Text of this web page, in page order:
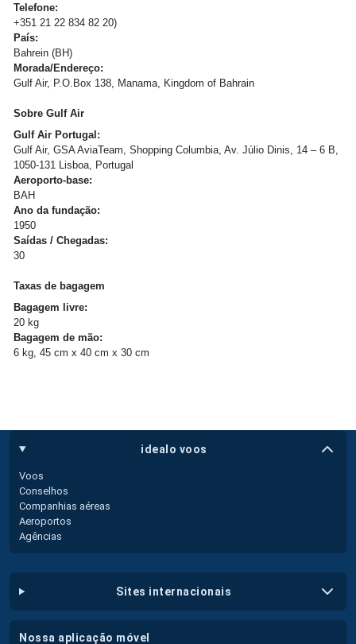
Telefone:
+351 21 22 834 82 20)
País:
Bahrein (BH)
Morada/Endereço:
Gulf Air, P.O.Box 138, Manama, Kingdom of Bahrain
Sobre Gulf Air
Gulf Air Portugal:
Gulf Air, GSA AviaTeam, Shopping Columbia, Av. Júlio Dinis, 14 – 6 B,
1050-131 Lisboa, Portugal
Aeroporto-base:
BAH
Ano da fundação:
1950
Saídas / Chegadas:
30
Taxas de bagagem
Bagagem livre:
20 kg
Bagagem de mão:
6 kg, 45 cm x 40 cm x 30 cm
idealo voos
Voos
Conselhos
Companhias aéreas
Aeroportos
Agências
sites internacionais
nossa aplicação móvel